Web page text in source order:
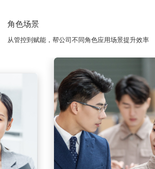
角色场景
从管控到赋能，帮公司不同角色应用场景提升效率